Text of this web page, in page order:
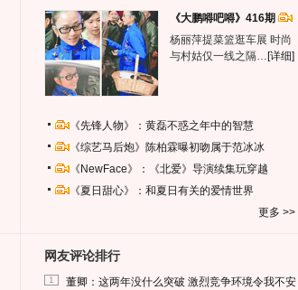
《大鹏嘚吧嘚》416期
杨丽萍提菜篮逛车展 时尚
与村姑仅一线之隔… [详细]
《先锋人物》：黄磊不惑之年中的智慧
《综艺马后炮》陈柏霖曝初吻属于范冰冰
《NewFace》：《北爱》导演续集玩穿越
《夏日甜心》：和夏日有关的爱情世界
更多 >>
网友评论排行
1 董卿：这两年没什么突破 激烈竞争环境令我不安